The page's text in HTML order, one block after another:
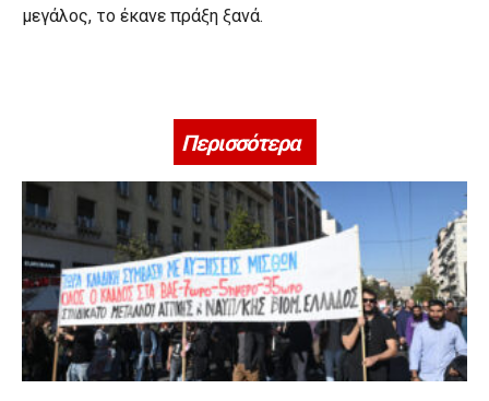
μεγάλος, το έκανε πράξη ξανά.
Περισσότερα